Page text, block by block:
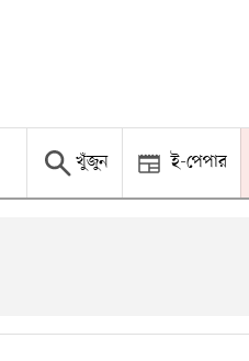
খুঁজুন ই-পেপার